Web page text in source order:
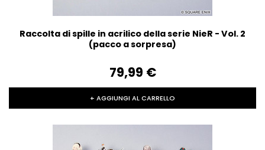
Raccolta di spille in acrilico della serie NieR - Vol. 2
(pacco a sorpresa)
79,99‎ ‎€
+ AGGIUNGI AL CARRELLO